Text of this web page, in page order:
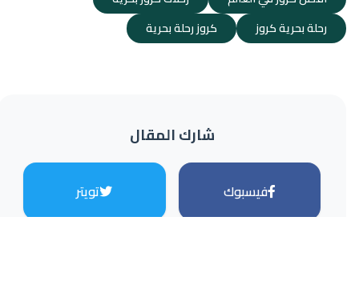
رحلة بحرية كروز
كروز رحلة بحرية
شارك المقال
فيسبوك تويتر